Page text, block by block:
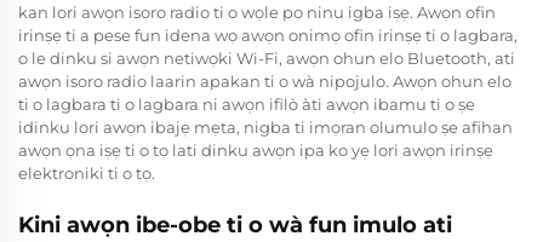
kan lori awọn isoro radio ti o wọle po ninu igba iṣẹ. Awọn ofin
irinṣẹ ti a pese fun idena wọ awọn onimọ ofin irinṣẹ ti o lagbara,
o le dinku si awọn netiwọki Wi-Fi, awọn ohun elo Bluetooth, ati
awọn isoro radio laarin apakan ti o wà nipojulo. Awọn ohun elo
ti o lagbara ti o lagbara ni awọn ifilò àti awọn ibamu ti o ṣe
idinku lori awọn ibajẹ mẹta, nigba ti imọran olumulo ṣe afihan
awọn ọna iṣẹ ti o tọ lati dinku awọn ipa ko yẹ lori awọn irinṣẹ
elektroniki ti o tọ.
Kini awọn ibe-obe ti o wà fun imulo ati